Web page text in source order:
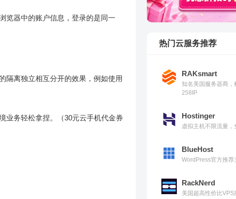
览器中的账户信息，登录的是同一
隔离独立相互分开的效果，例如使用
业务轻松拿捏。（30元云手机代金券
热门云服务推荐
RAKsmart
知名美国服务器商
258IP
Hostinger
虚拟主机不限流量
BlueHost
WordPress官方推
RackNerd
美国超高性价比VPS